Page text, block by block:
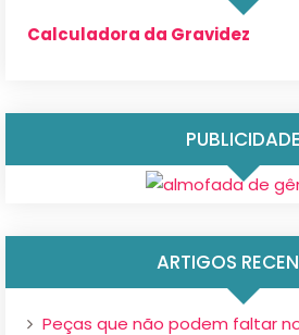
Calculadora da Gravidez
PUBLICIDADE
ARTIGOS
Peças que não podem faltar